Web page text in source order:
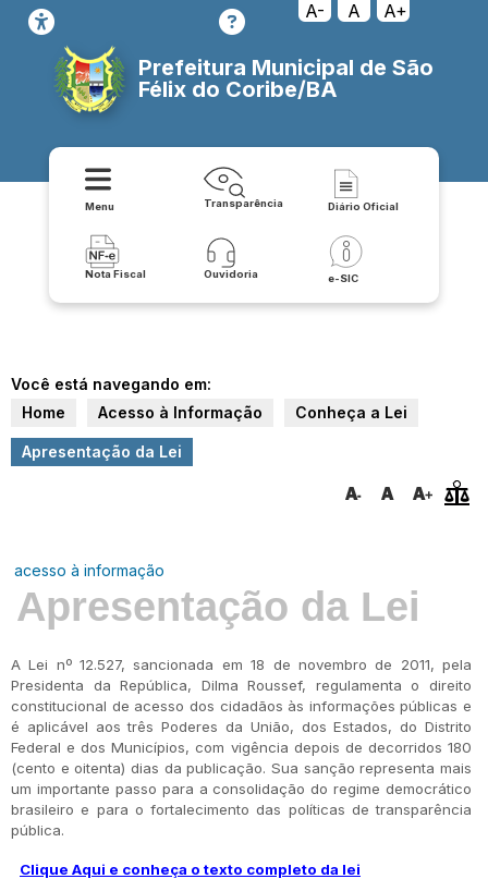
A- A A+
Prefeitura Municipal de São
Félix do Coribe/BA
Menu Transparência Diário Oficial
Nota Fiscal Ouvidoria e-SIC
Você está navegando em:
Home
Acesso à Informação Conheça a Lei
Apresentação da Lei
acesso à informação
Apresentação da Lei
A Lei nº 12.527, sancionada em 18 de novembro de 2011, pela
Presidenta da República, Dilma Roussef, regulamenta o direito
constitucional de acesso dos cidadãos às informações públicas e
é aplicável aos três Poderes da União, dos Estados, do Distrito
Federal e dos Municípios, com vigência depois de decorridos 180
(cento e oitenta) dias da publicação. Sua sanção representa mais
um importante passo para a consolidação do regime democrático
brasileiro e para o fortalecimento das políticas de transparência
pública.
Clique Aqui e conheça o texto completo da lei